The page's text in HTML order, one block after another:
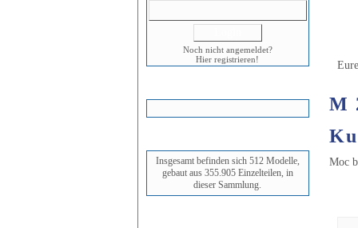
Noch nicht angemeldet?
Hier registrieren!
Insgesamt befinden sich 512 Modelle,
gebaut aus 355.905 Einzelteilen, in
dieser Sammlung.
M
Moc